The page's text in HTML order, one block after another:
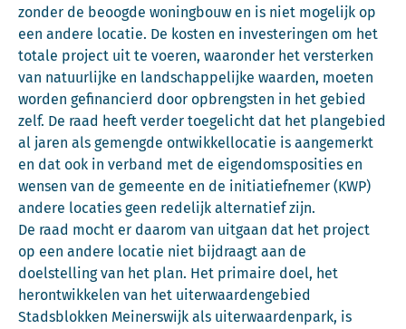
zonder de beoogde woningbouw en is niet mogelijk op
een andere locatie. De kosten en investeringen om het
totale project uit te voeren, waaronder het versterken
van natuurlijke en landschappelijke waarden, moeten
worden gefinancierd door opbrengsten in het gebied
zelf. De raad heeft verder toegelicht dat het plangebied
al jaren als gemengde ontwikkellocatie is aangemerkt
en dat ook in verband met de eigendomsposities en
wensen van de gemeente en de initiatiefnemer (KWP)
andere locaties geen redelijk alternatief zijn.
De raad mocht er daarom van uitgaan dat het project
op een andere locatie niet bijdraagt aan de
doelstelling van het plan. Het primaire doel, het
herontwikkelen van het uiterwaardengebied
Stadsblokken Meinerswijk als uiterwaardenpark, is